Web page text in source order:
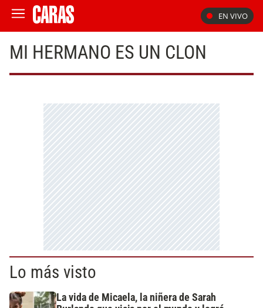
EN VIVO
MI HERMANO ES UN CLON
Lo más visto
La vida de Micaela, la niñera de Sarah